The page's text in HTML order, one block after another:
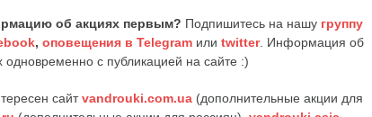
об акциях первым? Подпишитесь на нашу группу
, оповещения в Telegram или twitter. Информация об
одновременно с публикацией на сайте :)
сайтvandrouki.com.ua (дополнительные акции для